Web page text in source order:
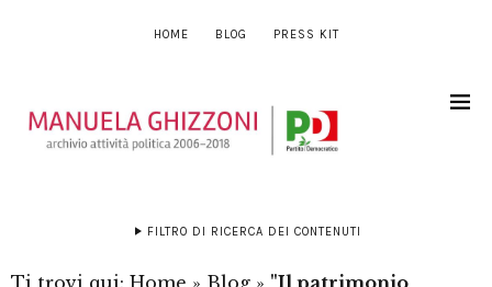
HOME BLOG PRESS KIT
FILTRO DI RICERCA DEI CONTENUTI